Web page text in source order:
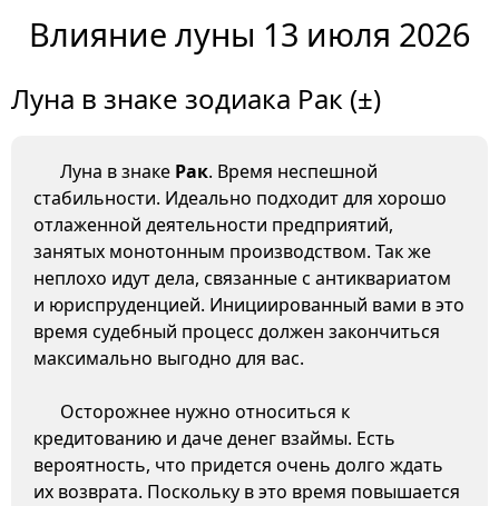
Влияние луны 13 июля 2026
Луна в знаке зодиака Рак (±)
Луна в знаке Рак. Время неспешной
стабильности. Идеально подходит для хорошо
отлаженной деятельности предприятий,
занятых монотонным производством. Так же
неплохо идут дела, связанные с антиквариатом
и юриспруденцией. Инициированный вами в это
время судебный процесс должен закончиться
максимально выгодно для вас.
Осторожнее нужно относиться к
кредитованию и даче денег взаймы. Есть
вероятность, что придется очень долго ждать
их возврата. Поскольку в это время повышается